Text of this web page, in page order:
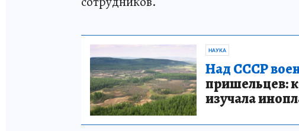
НАУКА
Над СССР
пришельцев:
изучала